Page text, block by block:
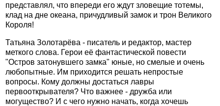
представлял, что впереди его ждут зловещие тотемы,
клад на дне океана, причудливый замок и трон Великого
Короля!
Татьяна Золотарёва - писатель и редактор, мастер
меткого слова. Герои её фантастической повести
"Остров затонувшего замка" юные, но смелые и очень
любопытные. Им приходится решать непростые
вопросы. Кому должны достаться лавры
первооткрывателя? Что важнее - дружба или
могущество? И с чего нужно начать, когда хочешь